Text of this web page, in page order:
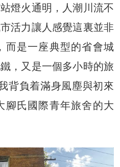
燈火通明，人潮川流不
活力讓人感覺這裏並非
而是一座典型的省會城
，又是一個多小時的旅
背負着滿身風塵與初來
腳氏國際青年旅舍的大